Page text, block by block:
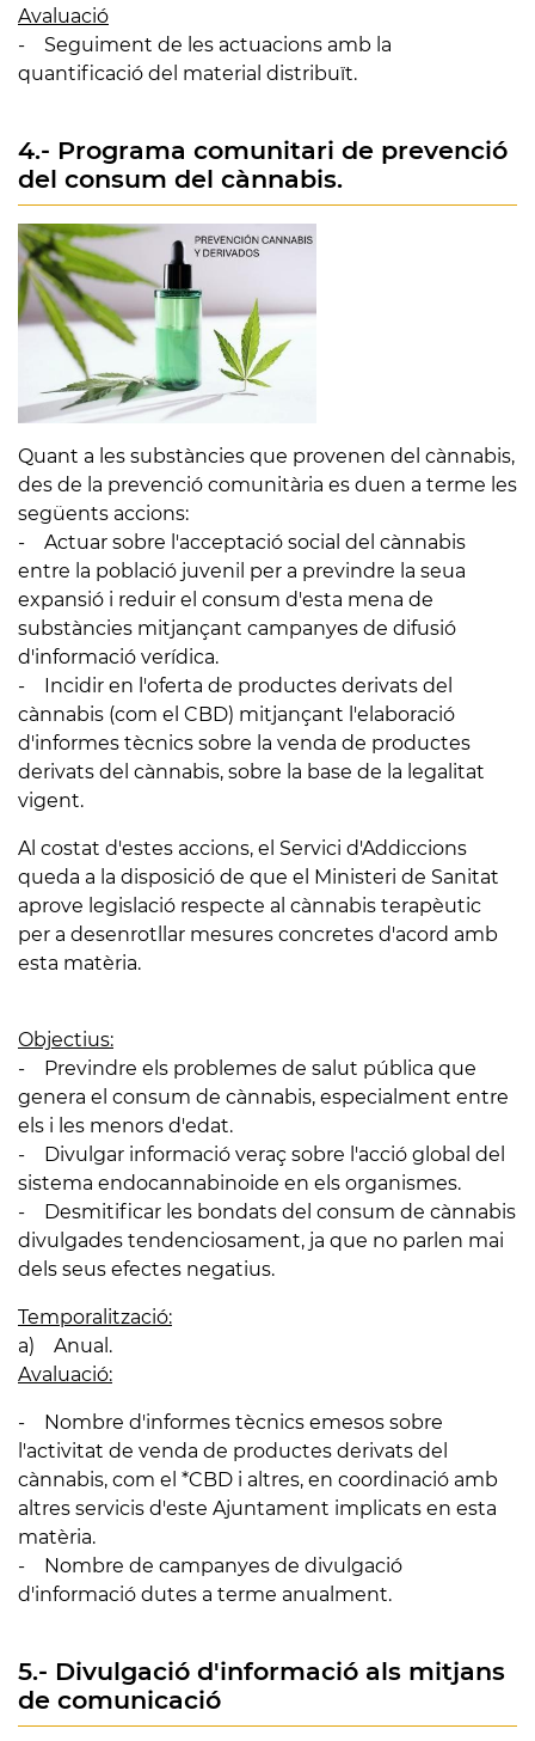
Avaluació
- Seguiment de les actuacions amb la
quantificació del material distribuït.
4.- Programa comunitari de prevenció
del consum del cànnabis.
Quant a les substàncies que provenen del cànnabis,
des de la prevenció comunitària es duen a terme les
següents accions:
- Actuar sobre l'acceptació social del cànnabis
entre la població juvenil per a previndre la seua
expansió i reduir el consum d'esta mena de
substàncies mitjançant campanyes de difusió
d'informació verídica.
- Incidir en l'oferta de productes derivats del
cànnabis (com el CBD) mitjançant l'elaboració
d'informes tècnics sobre la venda de productes
derivats del cànnabis, sobre la base de la legalitat
vigent.
Al costat d'estes accions, el Servici d'Addiccions
queda a la disposició de que el Ministeri de Sanitat
aprove legislació respecte al cànnabis terapèutic
per a desenrotllar mesures concretes d'acord amb
esta matèria.
Objectius:
- Previndre els problemes de salut pública que
genera el consum de cànnabis, especialment entre
els i les menors d'edat.
- Divulgar informació veraç sobre l'acció global del
sistema endocannabinoide en els organismes.
- Desmitificar les bondats del consum de cànnabis
divulgades tendenciosament, ja que no parlen mai
dels seus efectes negatius.
Temporalització:
a) Anual.
Avaluació:
- Nombre d'informes tècnics emesos sobre
l'activitat de venda de productes derivats del
cànnabis, com el *CBD i altres, en coordinació amb
altres servicis d'este Ajuntament implicats en esta
matèria.
- Nombre de campanyes de divulgació
d'informació dutes a terme anualment.
5.- Divulgació d'informació als mitjans
de comunicació